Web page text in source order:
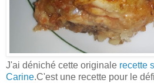
J'ai déniché cette originale recette s
Carine.C'est une recette pour le défi